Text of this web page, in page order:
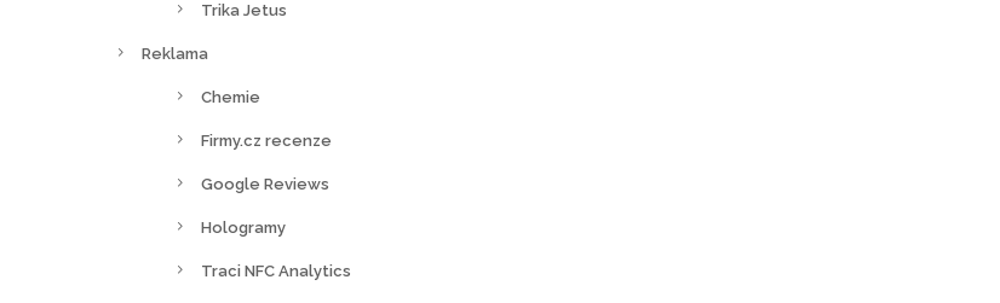
Trika Jetus
Reklama
Chemie
Firmy.cz recenze
Google Reviews
Hologramy
Traci NFC Analytics